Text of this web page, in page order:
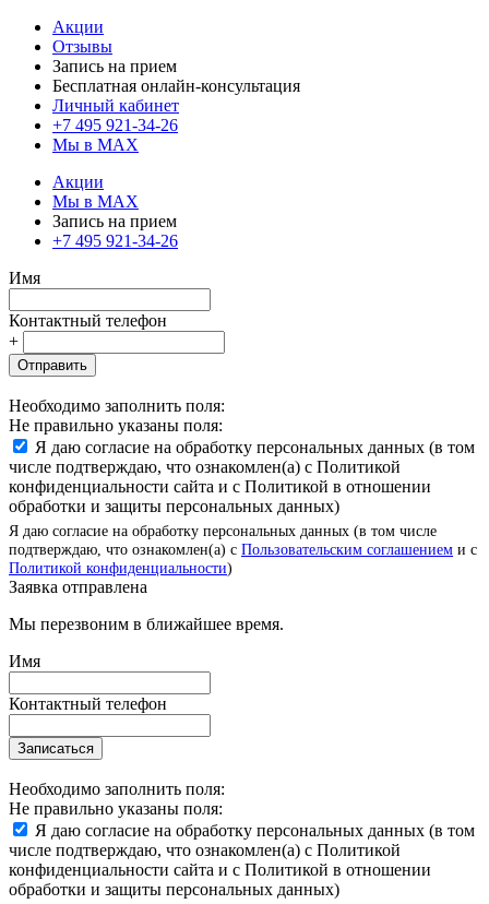
Акции
Отзывы
Запись на прием
Бесплатная онлайн-консультация
Личный кабинет
+7 495 921-34-26
Мы в MAX
Акции
Мы в MAX
Запись на прием
+7 495 921-34-26
Имя
Контактный телефон
+
Отправить
Необходимо заполнить поля:
Не правильно указаны поля:
Я даю согласие на обработку персональных данных (в том
числе подтверждаю, что ознакомлен(а) с Политикой
конфиденциальности сайта и с Политикой в отношении
обработки и защиты персональных данных)
Я даю согласие на обработку персональных данных (в том числе
подтверждаю, что ознакомлен(а) с Пользовательским соглашением и с
Политикой конфиденциальности)
Заявка отправлена
Мы перезвоним в ближайшее время.
Имя
Контактный телефон
Записаться
Необходимо заполнить поля:
Не правильно указаны поля:
Я даю согласие на обработку персональных данных (в том
числе подтверждаю, что ознакомлен(а) с Политикой
конфиденциальности сайта и с Политикой в отношении
обработки и защиты персональных данных)